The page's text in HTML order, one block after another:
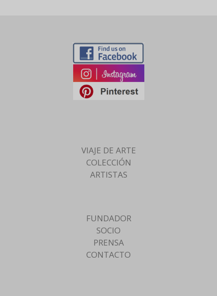
VIAJE DE ARTE
COLECCIÓN
ARTISTAS
FUNDADOR
SOCIO
PRENSA
CONTACTO